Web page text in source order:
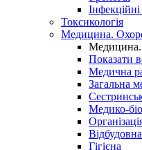
Токсикологія
Медицина.
Медицина.
Показати
Медична
Загальна
Медико-
Гігієна